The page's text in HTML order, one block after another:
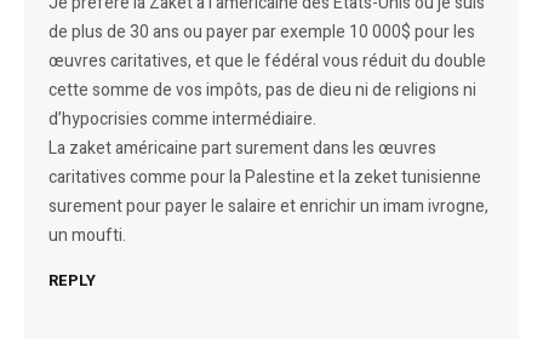
de plus de 30 ans ou payer par exemple 10 000$ pour les
œuvres caritatives, et que le fédéral vous réduit du double
cette somme de vos impôts, pas de dieu ni de religions ni
d’hypocrisies comme intermédiaire.
La zaket américaine part surement dans les œuvres
caritatives comme pour la Palestine et la zeket tunisienne
surement pour payer le salaire et enrichir un imam ivrogne,
un moufti.
REPLY